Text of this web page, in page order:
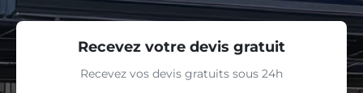
Recevez votre devis gratuit
Recevez vos devis gratuits sous 24h